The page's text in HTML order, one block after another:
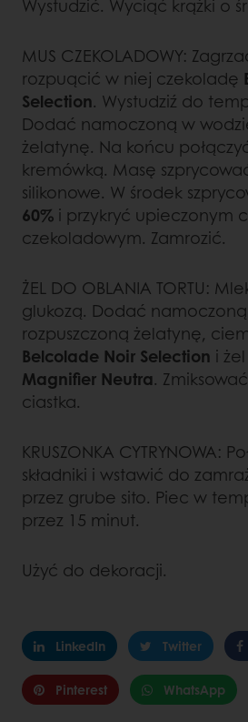
Wystudzić. Wyciąć krążki o
MUS CZEKOLADOWY:
rozpuącić w niej czekoladę
Selection. Wystudziź do
Dodać namoczoną w
żelatynę. Na końcu
kremówką. Masę
silikonowe. W środek
60% i przykryć upieczonym
czekoladowym. Zamrozić.
ŻEL DO OBLANIA TORTU:
glukozą. Dodać
rozpuszczoną żelatynę,
Belcolade Noir Selection i
Magnifier Neutra.
ciastka.
KRUSZONKA CYTRYNOWA:
składniki i wstawić do
przez grube sito. Piec w
przez 15 minut.
Użyć do dekoracji.
LinkedIn Twitter
Pinterest WhatsApp